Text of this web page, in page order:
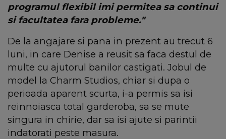
programul flexibil imi permitea sa continui
si facultatea fara probleme."
De la angajare si pana in prezent au trecut 6
luni, in care Denise a reusit sa faca destul de
multe cu ajutorul banilor castigati. Jobul de
model la Charm Studios, chiar si dupa o
perioada aparent scurta, i-a permis sa isi
reinnoiasca total garderoba, sa se mute
singura in chirie, dar sa isi ajute si parintii
indatorati peste masura.